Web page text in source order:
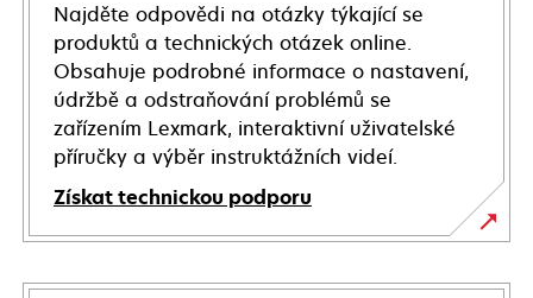
Najděte odpovědi na otázky týkající se
produktů a technických otázek online.
Obsahuje podrobné informace o nastavení,
údržbě a odstraňování problémů se
zařízením Lexmark, interaktivní uživatelské
příručky a výběr instruktážních videí.
Získat technickou podporu
opens
in